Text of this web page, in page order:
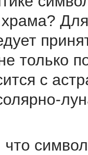
только
с